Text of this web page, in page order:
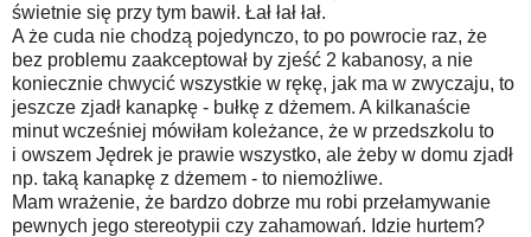
świetnie się przy tym bawił. Łał łał łał.
A że cuda nie chodzą pojedynczo, to po powrocie raz, że
bez problemu zaakceptował by zjeść 2 kabanosy, a nie
koniecznie chwycić wszystkie w rękę, jak ma w zwyczaju, to
jeszcze zjadł kanapkę - bułkę z dżemem. A kilkanaście
minut wcześniej mówiłam koleżance, że w przedszkolu to
i owszem Jędrek je prawie wszystko, ale żeby w domu zjadł
np. taką kanapkę z dżemem - to niemożliwe.
Mam wrażenie, że bardzo dobrze mu robi przełamywanie
pewnych jego stereotypii czy zahamowań. Idzie hurtem?